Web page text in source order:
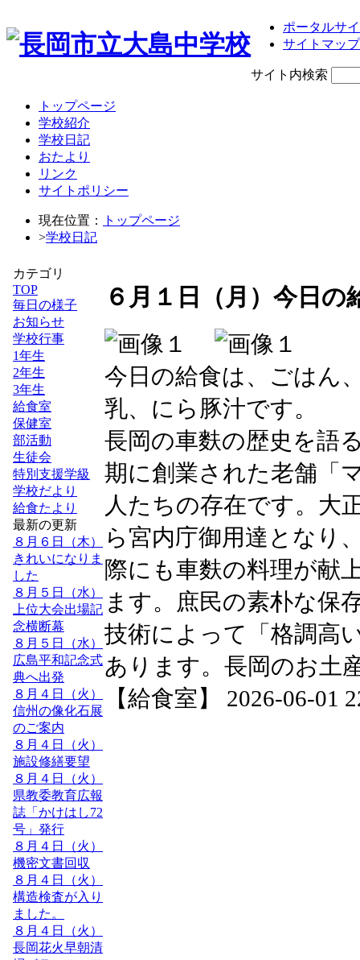
ポータルサ
サイトマップ
サイト内検索
トップページ
学校紹介
学校日記
おたより
リンク
サイトポリシー
現在位置：
トップページ
>学校日記